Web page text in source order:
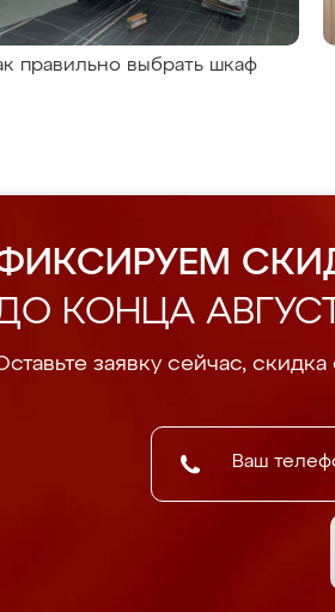
правильно выбрать шкаф
КОНЦА
заявку сейчас, скидка